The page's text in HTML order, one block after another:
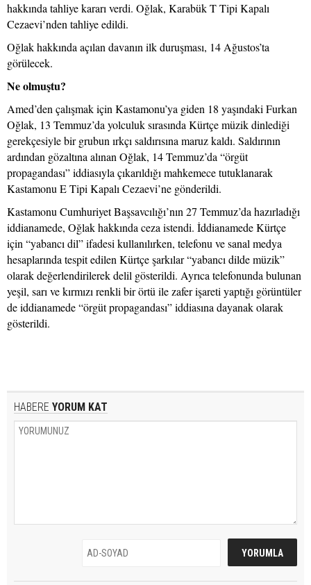
hakkında tahliye kararı verdi. Oğlak, Karabük T Tipi Kapalı
Cezaevi’nden tahliye edildi.
Oğlak hakkında açılan davanın ilk duruşması, 14 Ağustos’ta
görülecek.
Ne olmuştu?
Amed’den çalışmak için Kastamonu’ya giden 18 yaşındaki Furkan
Oğlak, 13 Temmuz’da yolculuk sırasında Kürtçe müzik dinlediği
gerekçesiyle bir grubun ırkçı saldırısına maruz kaldı. Saldırının
ardından gözaltına alınan Oğlak, 14 Temmuz’da “örgüt
propagandası” iddiasıyla çıkarıldığı mahkemece tutuklanarak
Kastamonu E Tipi Kapalı Cezaevi’ne gönderildi.
Kastamonu Cumhuriyet Başsavcılığı’nın 27 Temmuz’da hazırladığı
iddianamede, Oğlak hakkında ceza istendi. İddianamede Kürtçe
için “yabancı dil” ifadesi kullanılırken, telefonu ve sanal medya
hesaplarında tespit edilen Kürtçe şarkılar “yabancı dilde müzik”
olarak değerlendirilerek delil gösterildi. Ayrıca telefonunda bulunan
yeşil, sarı ve kırmızı renkli bir örtü ile zafer işareti yaptığı görüntüler
de iddianamede “örgüt propagandası” iddiasına dayanak olarak
gösterildi.
HABERE YORUM KAT